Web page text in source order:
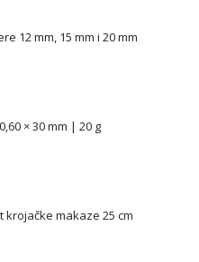
12 mm, 15 mm i 20 mm
× 30 mm | 20 g
krojačke makaze 25 cm